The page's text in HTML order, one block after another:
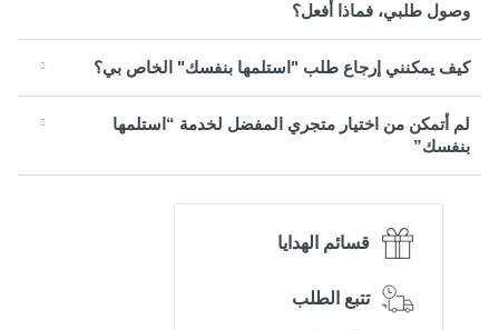
وصول طلبي، فماذا أفعل؟
كيف يمكنني إرجاع طلب "استلمها بنفسك" الخاص بي؟
لم أتمكن من اختيار متجري المفضل لخدمة “استلمها
بنفسك”
قسائم الهدايا
تتبع الطلب